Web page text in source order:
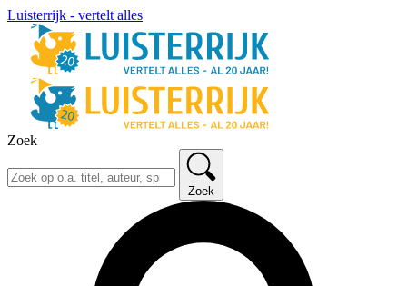
Luisterrijk - vertelt alles
Zoek
Zoek